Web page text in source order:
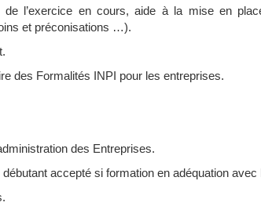
l’exercice en cours, aide à la mise en
et préconisations …).
des Formalités INPI pour les entreprises.
des Entreprises.
accepté si formation en adéquation avec